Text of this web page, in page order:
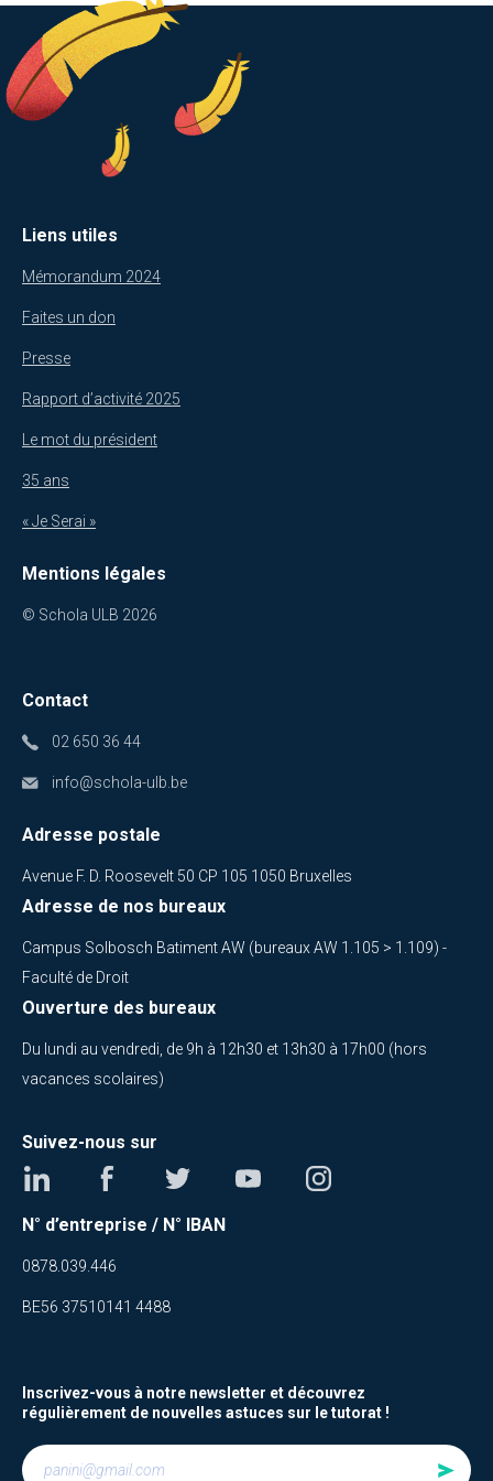
Liens utiles
Mémorandum 2024
Faites un don
Presse
Rapport d’activité 2025
Le mot du président
35 ans
« Je Serai »
Mentions légales
© Schola ULB 2026
Contact
02 650 36 44
info@schola-ulb.be
Adresse postale
Avenue F. D. Roosevelt 50 CP 105 1050 Bruxelles
Adresse de nos bureaux
Campus Solbosch Batiment AW (bureaux AW 1.105 > 1.109) -
Faculté de Droit
Ouverture des bureaux
Du lundi au vendredi, de 9h à 12h30 et 13h30 à 17h00 (hors
vacances scolaires)
Suivez-nous sur
N° d’entreprise / N° IBAN
0878.039.446
BE56 37510141 4488
Inscrivez-vous à notre newsletter et découvrez
régulièrement de nouvelles astuces sur le tutorat !